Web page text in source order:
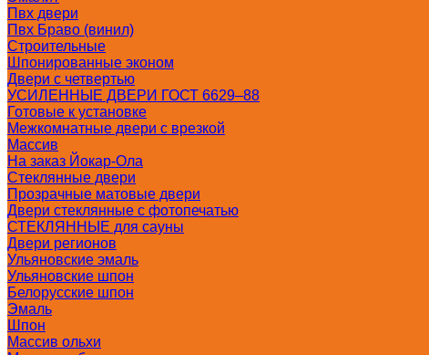
Пвх двери
Пвх Браво (винил)
Строительные
Шпонированные эконом
Двери с четвертью
УСИЛЕННЫЕ ДВЕРИ ГОСТ 6629–88
Готовые к установке
Межкомнатные двери с врезкой
Массив
На заказ Йокар-Ола
Стеклянные двери
Прозрачные матовые двери
Двери стеклянные с фотопечатью
СТЕКЛЯННЫЕ для сауны
Двери регионов
Ульяновские эмаль
Ульяновские шпон
Белорусские шпон
Эмаль
Шпон
Массив ольхи